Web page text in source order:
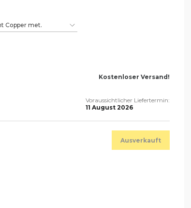
Copper met.
Kostenloser Versand!
Voraussichtlicher Liefertermin:
11 August 2026
Ausverkauft